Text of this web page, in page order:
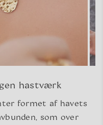
hastværk
formet af havets
som over